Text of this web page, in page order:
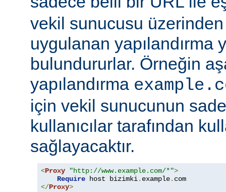
vekil sunucusu
uygulanan yapılandırma
bulundururlar. Örneğin
yapılandırma
için vekil sunucunun
kullanıcılar tarafından
sağlayacaktır.
<Proxy "http://www.example.com/*">
Require host bizimki. example.
</Proxy>